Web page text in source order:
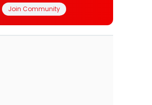
Join Community